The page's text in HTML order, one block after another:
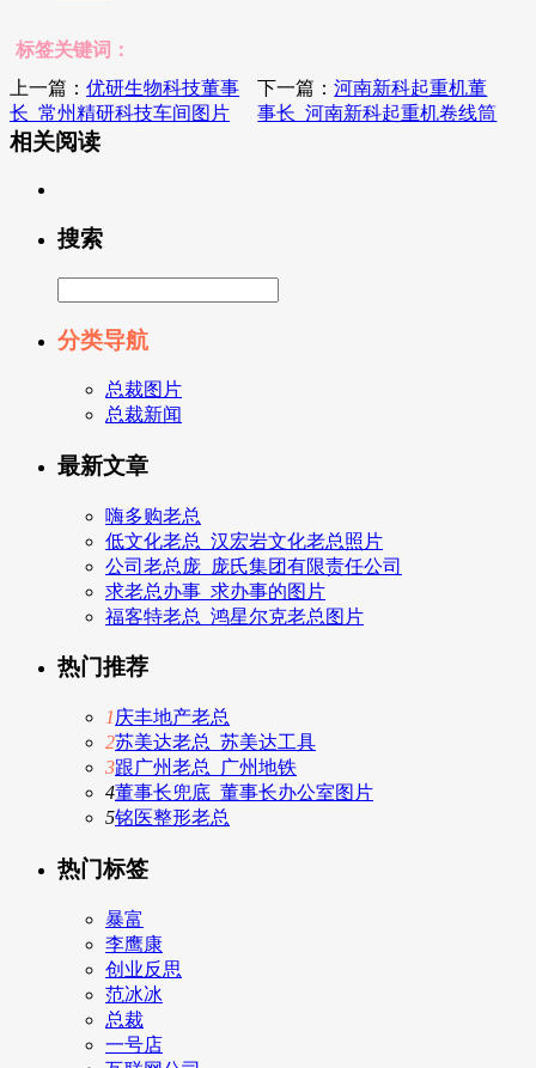
标签关键词：
上一篇： 优研生物科技董事
长_常州精研科技车间图片
下一篇：河南新科起重机董
事长_河南新科起重机卷线筒
相关阅读
搜索
分类导航
总裁图片
总裁新闻
最新文章
嗨多购老总
低文化老总_汉宏岩文化老总照片
公司老总庞_庞氏集团有限责任公司
求老总办事_求办事的图片
福客特老总_鸿星尔克老总图片
热门推荐
1庆丰地产老总
2苏美达老总_苏美达工具
3跟广州老总_广州地铁
4董事长兜底_董事长办公室图片
5铭医整形老总
热门标签
暴富
李鹰康
创业反思
范冰冰
总裁
一号店